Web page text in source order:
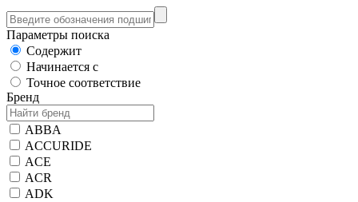
Параметры поиска
Содержит
Начинается с
Точное соответствие
Бренд
ABBA
ACCURIDE
ACE
ACR
ADK